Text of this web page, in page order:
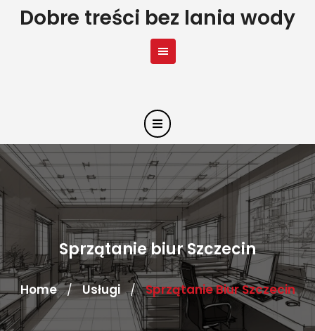
SkipDobre treści bez lania wody
Sprzątanie biur Szczecin
Home / Usługi / Sprzątanie Biur Szczecin